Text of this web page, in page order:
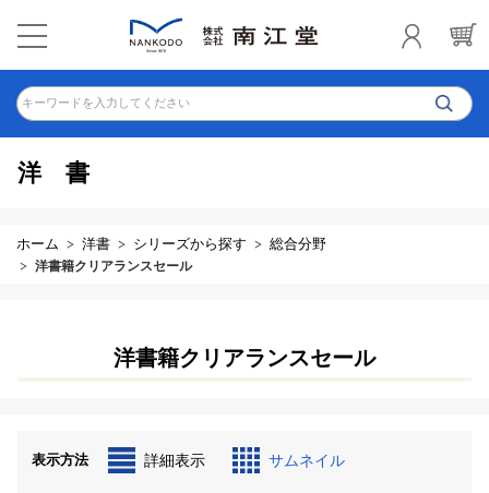
キーワードを入力してください
洋書
ホーム 洋書 シリーズから探す 総合分野
洋書籍クリアランスセール
洋書籍クリアランスセール
表示方法 詳細表示 サムネイル